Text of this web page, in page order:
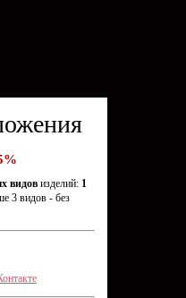
видов изделий: 1
3 видов - без